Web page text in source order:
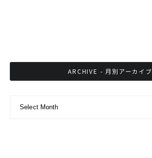
ARCHIVE - 月別アーカイブ